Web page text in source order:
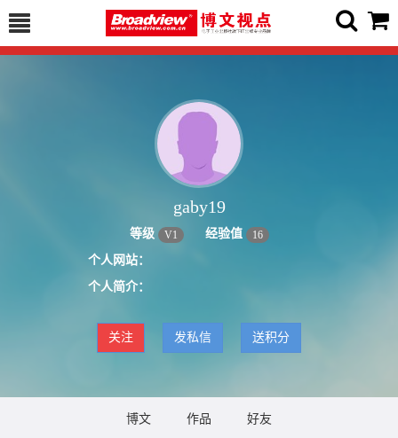
gaby19
等级 V1 经验值 16
个人网站：
个人简介：
关注 发私信 送积分
博文 作品 好友